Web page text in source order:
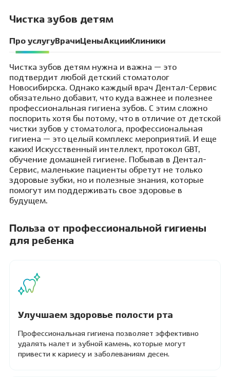
Чистка зубов детям
Про услугу Врачи ЦеныАкции Клиники
Чистка зубов детям нужна и важна — это
подтвердит любой детский стоматолог
Новосибирска. Однако каждый врач Дентал-Сервис
обязательно добавит, что куда важнее и полезнее
профессиональная гигиена зубов. С этим сложно
поспорить хотя бы потому, что в отличие от детской
чистки зубов у стоматолога, профессиональная
гигиена — это целый комплекс мероприятий. И еще
каких! Искусственный интеллект, протокол GBT,
обучение домашней гигиене. Побывав в Дентал-
Сервис, маленькие пациенты обретут не только
здоровые зубки, но и полезные знания, которые
помогут им поддерживать свое здоровье в
будущем.
Польза от профессиональной гигиены
для ребенка
Улучшаем здоровье полости рта
Профессиональная гигиена позволяет эффективно
удалять налет и зубной камень, которые могут
привести к кариесу и заболеваниям десен.